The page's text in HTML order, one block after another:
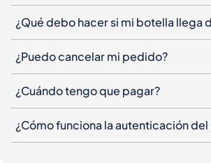
¿Qué debo hacer si mi botella llega
¿Puedo cancelar mi pedido?
¿Cuándo tengo que pagar?
¿Cómo funciona la autenticación